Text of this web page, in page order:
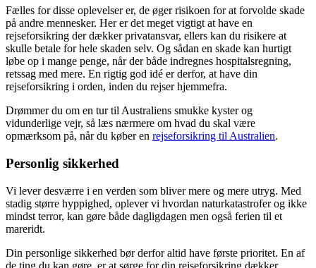
Fælles for disse oplevelser er, de øger risikoen for at forvolde skade
på andre mennesker. Her er det meget vigtigt at have en
rejseforsikring der dækker privatansvar, ellers kan du risikere at
skulle betale for hele skaden selv. Og sådan en skade kan hurtigt
løbe op i mange penge, når der både indregnes hospitalsregning,
retssag med mere. En rigtig god idé er derfor, at have din
rejseforsikring i orden, inden du rejser hjemmefra.
Drømmer du om en tur til Australiens smukke kyster og
vidunderlige vejr, så læs nærmere om hvad du skal være
opmærksom på, når du køber en rejseforsikring til Australien.
Personlig sikkerhed
Vi lever desværre i en verden som bliver mere og mere utryg. Med
stadig større hyppighed, oplever vi hvordan naturkatastrofer og ikke
mindst terror, kan gøre både dagligdagen men også ferien til et
mareridt.
Din personlige sikkerhed bør derfor altid have første prioritet. En af
de ting du kan gøre, er at sørge for din rejseforsikring dækker